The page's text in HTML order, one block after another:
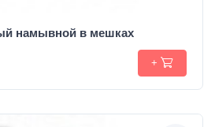
намывной в мешках
+